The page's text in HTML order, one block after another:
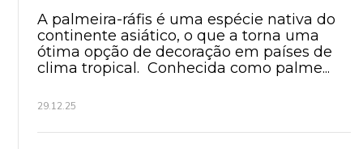
A palmeira-ráfis é uma espécie nativa do
continente asiático, o que a torna uma
ótima opção de decoração em países de
clima tropical. Conhecida como palme...
29.12.25